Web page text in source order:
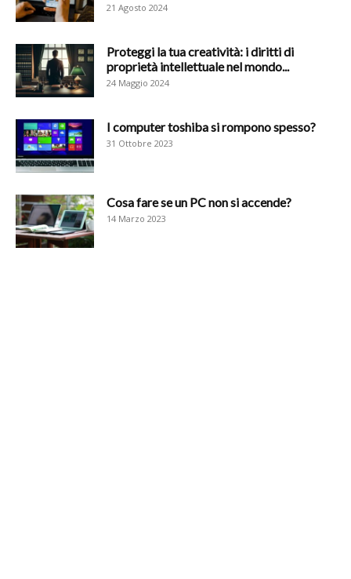
21 Agosto 2024
Proteggi la tua creatività: i diritti di
proprietà intellettuale nel mondo...
24 Maggio 2024
I computer toshiba si rompono spesso?
31 Ottobre 2023
Cosa fare se un PC non si accende?
14 Marzo 2023